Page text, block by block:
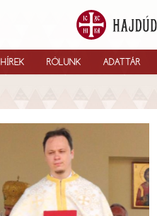
HÍREK RÓLUNK ADATTÁR